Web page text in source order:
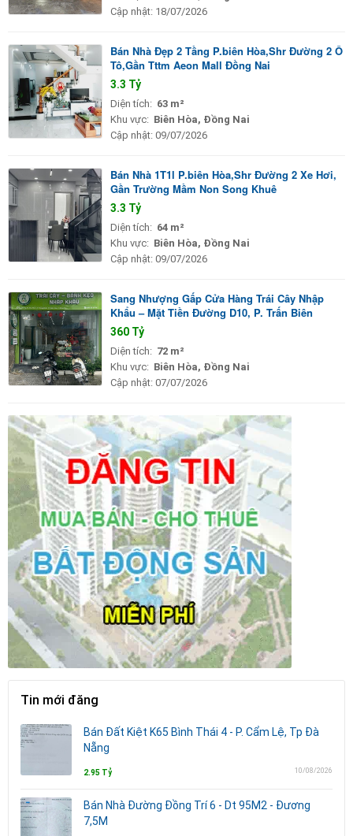
Cập nhật: 18/07/2026
Bán Nhà Đẹp 2 Tầng P.biên Hòa,Shr Đường 2 Ô
Tô,Gần Tttm Aeon Mall Đồng Nai
3.3 Tỷ
Diện tích: 63 m²
Khu vực: Biên Hòa, Đồng Nai
Cập nhật: 09/07/2026
Bán Nhà 1T1l P.biên Hòa,Shr Đường 2 Xe Hơi,
Gần Trường Mầm Non Song Khuê
3.3 Tỷ
Diện tích: 64 m²
Khu vực: Biên Hòa, Đồng Nai
Cập nhật: 09/07/2026
Sang Nhượng Gấp Cửa Hàng Trái Cây Nhập
Khẩu – Mặt Tiền Đường D10, P. Trấn Biên
360 Tỷ
Diện tích: 72 m²
Khu vực: Biên Hòa, Đồng Nai
Cập nhật: 07/07/2026
Tin mới đăng
Bán Đất Kiệt K65 Bình Thái 4 - P. Cẩm Lệ, Tp Đà
Nẵng
2.95 Tỷ 10/08/2026
Bán Nhà Đường Đồng Trí 6 - Dt 95M2 - Đương
7,5M